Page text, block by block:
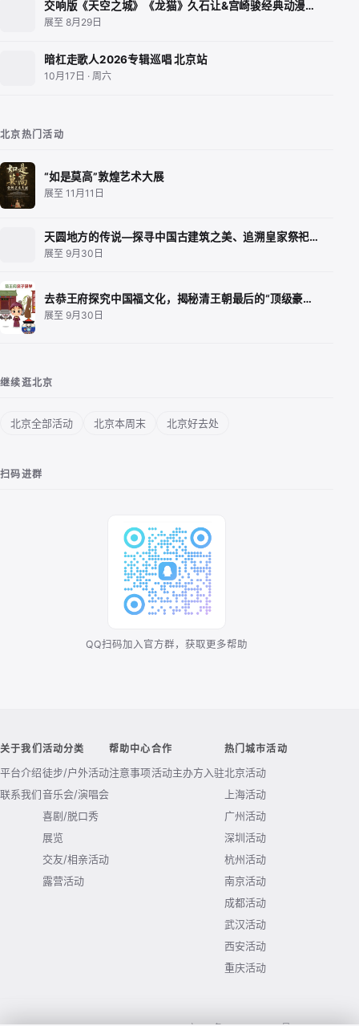
交响版《天空之城》《龙猫》久石让&宫崎骏经典动漫…
展至 8月29日
暗杠走歌人2026专辑巡唱 北京站
“如是莫高”敦煌艺术大展
天圆地方的传说—探寻中国古建筑之美、追溯皇家祭祀…
去恭王府探究中国福文化，揭秘清王朝最后的“顶级豪…
关于我们
平台介绍
活动分类
徒步/户外活动
音乐会/演唱会
喜剧/脱口秀
展览
交友/相亲活动
帮助中心 合作 热门城市活动
北京活动
上海活动
广州活动
深圳活动
杭州活动
南京活动
成都活动
武汉活动
西安活动